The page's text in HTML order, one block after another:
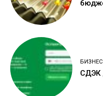
БИЗНЕС
СДЭК